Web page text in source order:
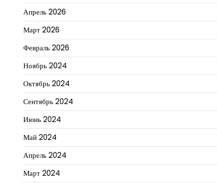
Апрель 2026
Март 2026
Февраль 2026
Ноябрь 2024
Октябрь 2024
Сентябрь 2024
Июнь 2024
Май 2024
Апрель 2024
Март 2024